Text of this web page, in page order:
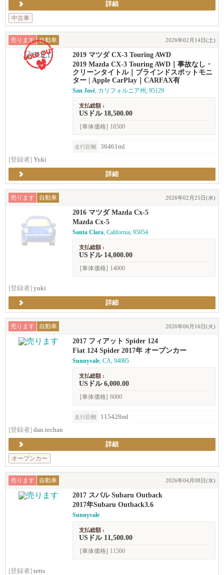
詳細
中古車
売ります 自動車 2026年02月14日(土)
2019 マツダ CX-3 Touring AWD
2019 Mazda CX-3 Touring AWD｜事故なし・
クリーンタイトル｜ブラインドスポットモニ
ター | Apple CarPlay｜CARFAX有
San José, カリフォルニア州, 95129
支払総額 :
USドル 18,500.00
[車体価格] 18500
走行距離
36461ml
[登録者] Yuki
詳細
売ります 自動車 2026年02月25日(水)
2016 マツダ Mazda Cx-5
Mazda Cx-5
Santa Clara, California, 95054
支払総額 :
USドル 14,000.00
[車体価格] 14000
[登録者] yuki
詳細
売ります 自動車 2026年06月16日(火)
2017 フィアット Spider 124
Fiat 124 Spider 2017年 オープンカー
Sunnyvale, CA, 94085
支払総額 :
USドル 6,000.00
[車体価格] 6000
走行距離
115428ml
[登録者] dan.techan
詳細
オープンカー
売ります 自動車 2026年04月08日(水)
2017 スバル Subaru Outback
2017年Subaru Outback3.6
Sunnyvale
支払総額 :
USドル 11,500.00
[車体価格] 11500
[登録者] tetts